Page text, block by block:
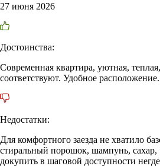
27 июня 2026
Достоинства:
Современная квартира, уютная,
соответствуют. Удобное расположение.
Недостатки:
Для комфортного заезда не хватило
стиральный порошок, шампунь, сахар,
докупить в шаговой доступности